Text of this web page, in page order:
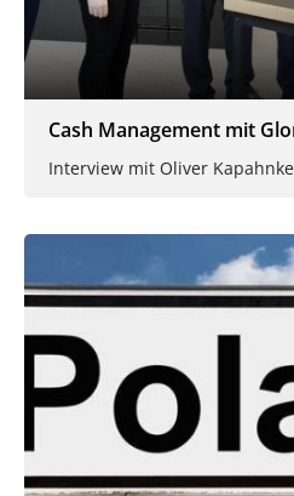
Cash Management mit
Interview mit Oliver Kapahnke